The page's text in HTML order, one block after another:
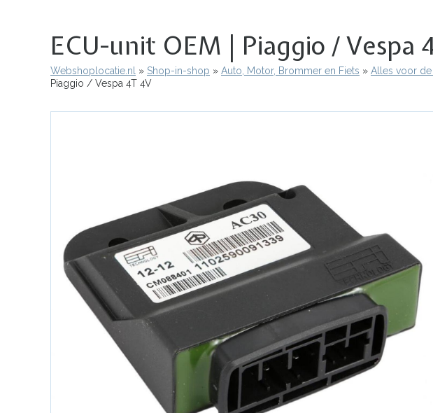
ECU-unit OEM | Piaggio / Vespa
Kruimelpad
Webshoplocatie.nl Shop-in-shop Auto, Motor, Brommer en Fiets Alles voor
Piaggio / Vespa 4T 4V